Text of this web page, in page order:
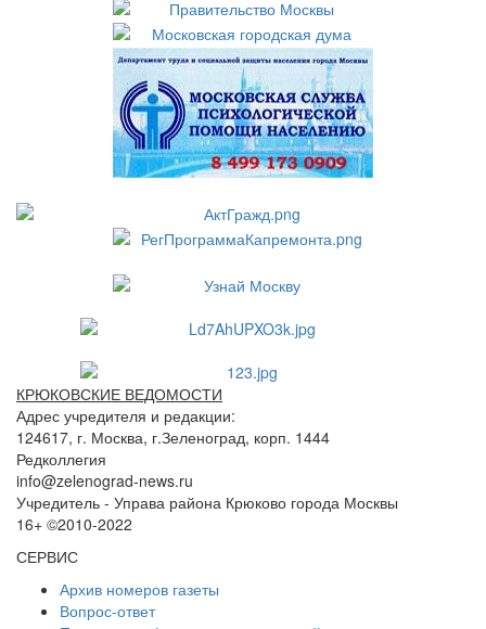
КРЮКОВСКИЕ ВЕДОМОСТИ
Адрес учредителя и редакции:
124617, г. Москва, г.Зеленоград, корп. 1444
Редколлегия
info@zelenograd-news.ru
Учредитель - Управа района Крюково города Москвы
16+ ©2010-2022
СЕРВИС
Архив номеров газеты
Вопрос-ответ